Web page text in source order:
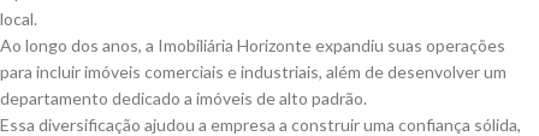
local.
Ao longo dos anos, a Imobiliária Horizonte expandiu suas operações
para incluir imóveis comerciais e industriais, além de desenvolver um
departamento dedicado a imóveis de alto padrão.
Essa diversificação ajudou a empresa a construir uma confiança sólida,